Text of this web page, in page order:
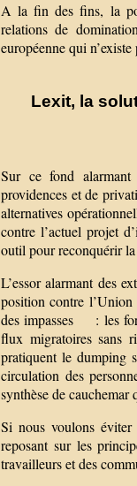
A la fin des fins, la
relations de
européenne qui
Lexit, la
Sur ce fond alarmant
providences et de
alternatives
contre l’actuel projet
outil pour reconquérir
L’essor alarmant des
position contre l’Union
des impasses : les
flux migratoires sans
pratiquent le dumping
circulation des
synthèse de
Si nous voulons
reposant sur les
travailleurs et des